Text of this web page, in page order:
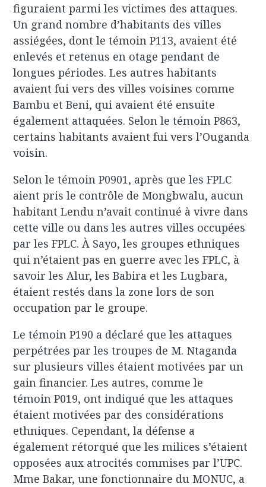
figuraient parmi les victimes des attaques.
Un grand nombre d’habitants des villes
assiégées, dont le témoin P113, avaient été
enlevés et retenus en otage pendant de
longues périodes. Les autres habitants
avaient fui vers des villes voisines comme
Bambu et Beni, qui avaient été ensuite
également attaquées. Selon le témoin P863,
certains habitants avaient fui vers l’Ouganda
voisin.
Selon le témoin P0901, après que les FPLC
aient pris le contrôle de Mongbwalu, aucun
habitant Lendu n’avait continué à vivre dans
cette ville ou dans les autres villes occupées
par les FPLC. À Sayo, les groupes ethniques
qui n’étaient pas en guerre avec les FPLC, à
savoir les Alur, les Babira et les Lugbara,
étaient restés dans la zone lors de son
occupation par le groupe.
Le témoin P190 a déclaré que les attaques
perpétrées par les troupes de M. Ntaganda
sur plusieurs villes étaient motivées par un
gain financier. Les autres, comme le
témoin P019, ont indiqué que les attaques
étaient motivées par des considérations
ethniques. Cependant, la défense a
également rétorqué que les milices s’étaient
opposées aux atrocités commises par l’UPC.
Mme Bakar, une fonctionnaire du MONUC, a